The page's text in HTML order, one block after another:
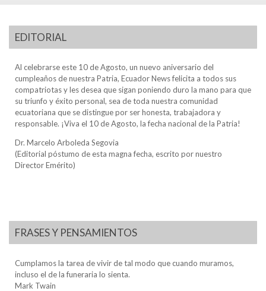
EDITORIAL
Al celebrarse este 10 de Agosto, un nuevo aniversario del
cumpleaños de nuestra Patria, Ecuador News felicita a todos sus
compatriotas y les desea que sigan poniendo duro la mano para que
su triunfo y éxito personal, sea de toda nuestra comunidad
ecuatoriana que se distingue por ser honesta, trabajadora y
responsable. ¡Viva el 10 de Agosto, la fecha nacional de la Patria!
Dr. Marcelo Arboleda Segovia
(Editorial póstumo de esta magna fecha, escrito por nuestro
Director Emérito)
FRASES Y PENSAMIENTOS
Cumplamos la tarea de vivir de tal modo que cuando muramos,
incluso el de la funeraria lo sienta.
Mark Twain